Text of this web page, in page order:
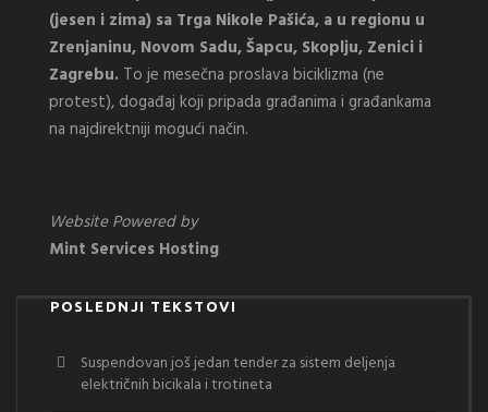
(jesen i zima) sa Trga Nikole Pašića, a u regionu u
Zrenjaninu, Novom Sadu, Šapcu, Skoplju, Zenici i
Zagrebu. To je mesečna proslava biciklizma (ne
protest), događaj koji pripada građanima i građankama
na najdirektniji mogući način.
Website Powered by
Mint Services Hosting
POSLEDNJI TEKSTOVI
Suspendovan još jedan tender za sistem deljenja
električnih bicikala i trotineta